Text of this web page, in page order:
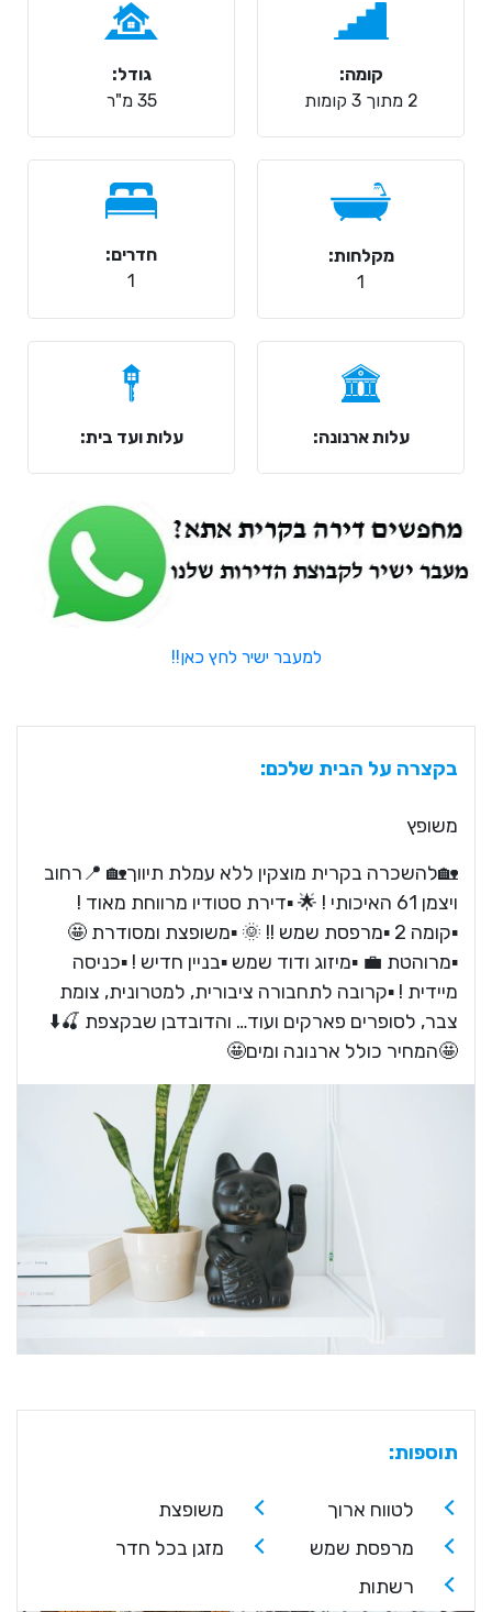
קומה:
2 מתוך 3 קומות
גודל:
35 מ"ר
מקלחות:
1
חדרים:
1
עלות ארנונה: עלות ועד בית:
למעבר ישיר לחץ כאן!!
בקצרה על הבית שלכם:
משופץ
🏡להשכרה בקרית מוצקין ללא עמלת תיווך🏡 📍רחוב
ויצמן 61 האיכותי ! 🌟 ▪️דירת סטודיו מרווחת מאוד !
▪️קומה 2 ▪️מרפסת שמש !! 🌞 ▪️משופצת ומסודרת 🤩
▪️מרוהטת 💼 ▪️מיזוג ודוד שמש ▪️בניין חדיש ! ▪️כניסה
מיידית ! ▪️קרובה לתחבורה ציבורית, למטרונית, צומת
צבר, לסופרים פארקים ועוד… והדובדבן שבקצפת 🍒⬇️
🤩המחיר כולל ארנונה ומים🤩
תוספות:
לטווח ארוך
משופצת
מרפסת שמש
מזגן בכל חדר
רשתות